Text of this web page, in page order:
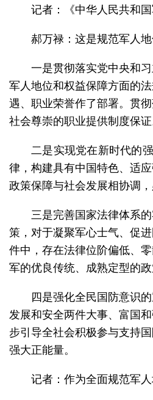
记者：《中华人民共和
郝万禄：这是规范军人
一是贯彻落实党中央和
军人地位和权益保障方面的
遇、职业荣誉作了部署。贯
社会尊崇的职业提供制度保证
二是实现党在新时代的
律，构建具有中国特色、适
政策保障与社会发展相协调
三是完善国家法律体系
策，对于凝聚军心士气、促
件中，存在法律位阶偏低、
军的优良传统、成熟定型的
四是强化全民国防意识
发展和安全两件大事、富国
步引导全社会积极参与支持
强大正能量。
记者：作为全面规范军